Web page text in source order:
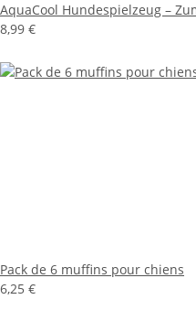
AquaCool Hundespielzeug –
8,99 €
Pack de 6 muffins pour chiens
6,25 €